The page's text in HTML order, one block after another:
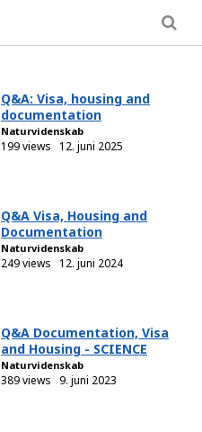
Q&A: Visa, housing and
documentation
Naturvidenskab
199 views 12. juni 2025
Q&A Visa, Housing and
Documentation
Naturvidenskab
249 views 12. juni 2024
Q&A Documentation, Visa
and Housing - SCIENCE
Naturvidenskab
389 views 9. juni 2023